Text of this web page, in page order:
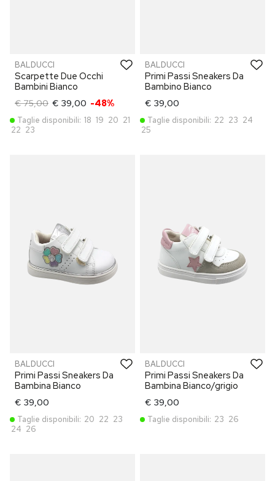
BALDUCCI
Scarpette Due Occhi
Bambini Bianco
€ 75,00 € 39,00 -48%
Taglie disponibili: 18 19 20 21
22 23
BALDUCCI
Primi Passi Sneakers Da
Bambino Bianco
€ 39,00
Taglie disponibili: 22 23 24
25
BALDUCCI
Primi Passi Sneakers Da
Bambina Bianco
€ 39,00
Taglie disponibili: 20 22 23
24 26
BALDUCCI
Primi Passi Sneakers Da
Bambina Bianco/grigio
€ 39,00
Taglie disponibili: 23 26